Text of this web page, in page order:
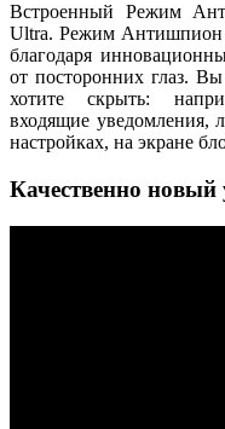
Встроенный Режим
Ultra. Режим
благодаря
от посторонних глаз.
хотите скрыть:
входящие уведомления,
настройках, на экране
Качественно новый